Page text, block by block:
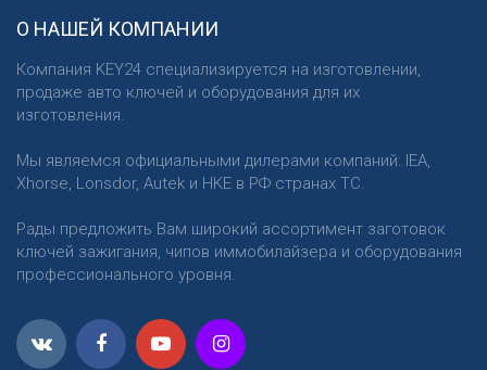
О НАШЕЙ КОМПАНИИ
Компания KEY24 специализируется на изготовлении,
продаже авто ключей и оборудования для их
изготовления.
Мы являемся официальными дилерами компаний: IEA,
Xhorse, Lonsdor, Autek и HKE в РФ странах ТС.
Рады предложить Вам широкий ассортимент заготовок
ключей зажигания, чипов иммобилайзера и оборудования
профессионального уровня.